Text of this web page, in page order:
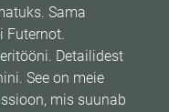
Sama
Futernot.
Detailidest
See on meie
mis suunab